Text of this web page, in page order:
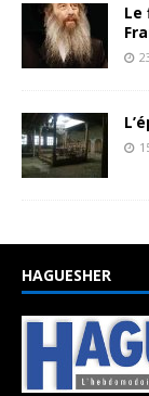
Le
HAGUESHER